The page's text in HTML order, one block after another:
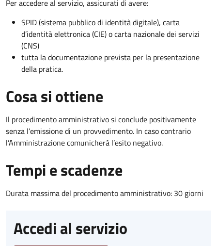
Per accedere al servizio, assicurati di avere:
SPID (sistema pubblico di identità digitale), carta
d’identità elettronica (CIE) o carta nazionale dei servizi
(CNS)
tutta la documentazione prevista per la presentazione
della pratica.
Cosa si ottiene
Il procedimento amministrativo si conclude positivamente
senza l’emissione di un provvedimento. In caso contrario
l’Amministrazione comunicherà l’esito negativo.
Tempi e scadenze
Durata massima del procedimento amministrativo: 30 giorni
Accedi al servizio